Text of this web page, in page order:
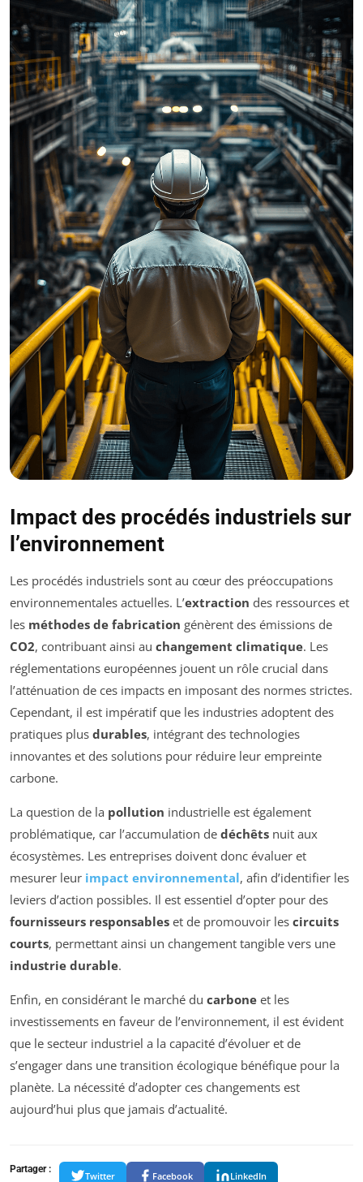
Impact des procédés industriels sur
l’environnement
Les procédés industriels sont au cœur des préoccupations
environnementales actuelles. L’extraction des ressources et
les méthodes de fabrication génèrent des émissions de
CO2, contribuant ainsi au changement climatique. Les
réglementations européennes jouent un rôle crucial dans
l’atténuation de ces impacts en imposant des normes strictes.
Cependant, il est impératif que les industries adoptent des
pratiques plus durables, intégrant des technologies
innovantes et des solutions pour réduire leur empreinte
carbone.
La question de la pollution industrielle est également
problématique, car l’accumulation de déchêts nuit aux
écosystèmes. Les entreprises doivent donc évaluer et
mesurer leur impact environnemental, afin d’identifier les
leviers d’action possibles. Il est essentiel d’opter pour des
fournisseurs responsables et de promouvoir les circuits
courts, permettant ainsi un changement tangible vers une
industrie durable.
Enfin, en considérant le marché du carbone et les
investissements en faveur de l’environnement, il est évident
que le secteur industriel a la capacité d’évoluer et de
s’engager dans une transition écologique bénéfique pour la
planète. La nécessité d’adopter ces changements est
aujourd’hui plus que jamais d’actualité.
Partager :
Twitter Facebook LinkedIn